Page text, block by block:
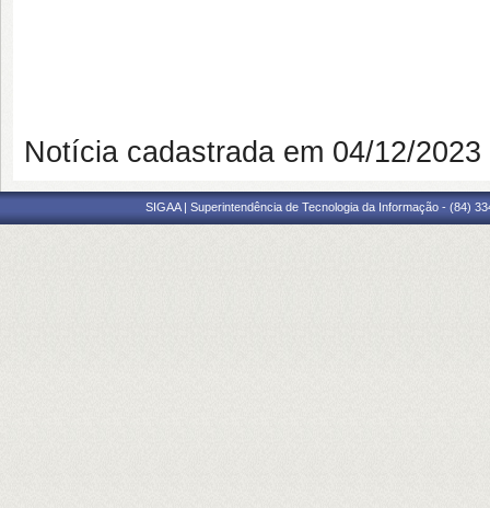
Notícia cadastrada em 04/12/
SIGAA | Superintendência de Tecnologia da Informação - (84)